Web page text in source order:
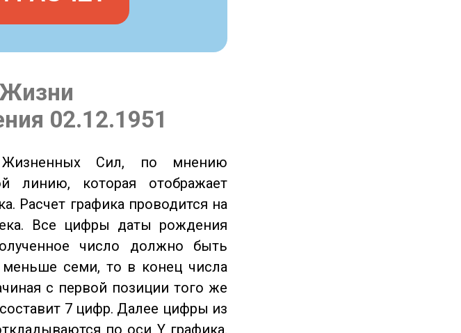
02.12.1951
Сил, по мнению
линию, которая отображает
Расчет графика проводится на
Все цифры даты рождения
число должно быть
семи, то в конец числа
с первой позиции того же
7 цифр. Далее цифры из